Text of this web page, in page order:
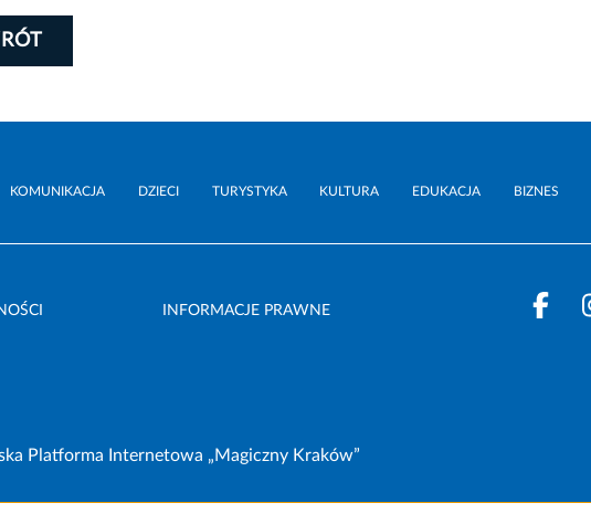
KOMUNIKACJA DZIECI TURYSTYKA KULTURA EDUKACJA BIZNES
INFORMACJE PRAWNE
Platforma Internetowa „Magiczny Kraków”